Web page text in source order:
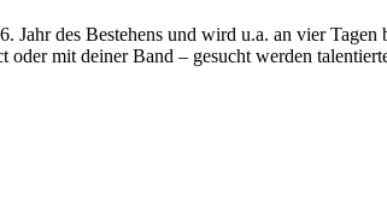
Jahr des Bestehens und wird u.a. an vier
oder mit deiner Band – gesucht werden